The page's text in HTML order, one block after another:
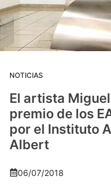
NOTICIAS
El artista
premio de los
por el Instituto
Albert
06/07/2018